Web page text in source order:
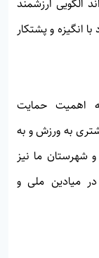
الگویی ارزشمند
انگیزه و پشتکار
اهمیت حمایت
به ورزش و به
شهرستان ما نیز
در میادین ملی و